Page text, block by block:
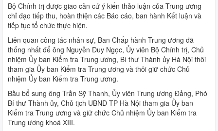
Bộ Chính trị được giao căn cứ ý kiến thảo luận của Trung ương
chỉ đạo tiếp thu, hoàn thiện các Báo cáo, ban hành Kết luận và
tiếp tục tổ chức thực hiện.
Liên quan công tác nhân sự, Ban Chấp hành Trung ương đã
thống nhất để ông Nguyễn Duy Ngọc, Ủy viên Bộ Chính trị, Chủ
nhiệm Ủy ban Kiểm tra Trung ương, Bí thư Thành ủy Hà Nội thôi
tham gia Ủy ban Kiểm tra Trung ương và thôi giữ chức Chủ
nhiệm Ủy ban Kiểm tra Trung ương.
Bầu bổ sung ông Trần Sỹ Thanh, Ủy viên Trung ương Đảng, Phó
Bí thư Thành ủy, Chủ tịch UBND TP Hà Nội tham gia Ủy ban
Kiểm tra Trung ương và giữ chức Chủ nhiệm Ủy ban Kiểm tra
Trung ương khoá XIII.